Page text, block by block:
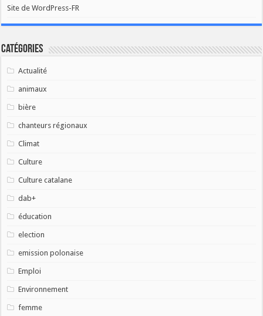
Site de WordPress-FR
Catégories
Actualité
animaux
bière
chanteurs régionaux
Climat
Culture
Culture catalane
dab+
éducation
election
emission polonaise
Emploi
Environnement
femme